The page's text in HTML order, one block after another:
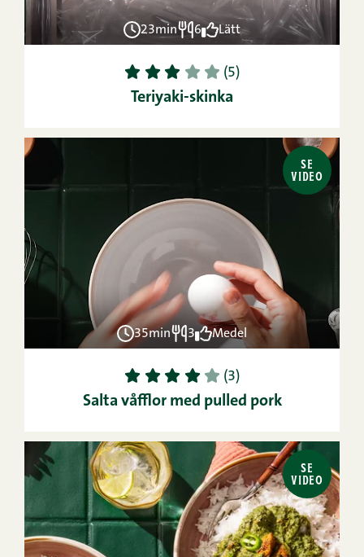
23min 6 Lätt
1 2 3 4 5 (5)
Teriyaki-skinka
SE
VIDEO
35min 3 Medel
1 2 3 4 5 (3)
Salta våfflor med pulled pork
SE
VIDEO